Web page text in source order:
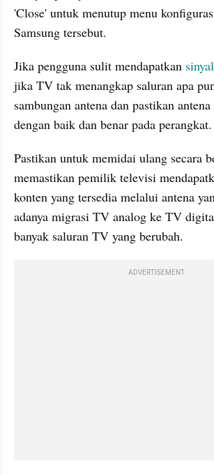
'Close' untuk menutup menu
Samsung tersebut.
Jika pengguna sulit mendapatkan sinyal
jika TV tak menangkap saluran apa
sambungan antena dan pastikan
dengan baik dan benar pada perangkat.
Pastikan untuk memidai ulang secara
memastikan pemilik televisi
konten yang tersedia melalui antena
adanya migrasi TV analog ke TV
banyak saluran TV yang berubah.
ADVERTISEMENT